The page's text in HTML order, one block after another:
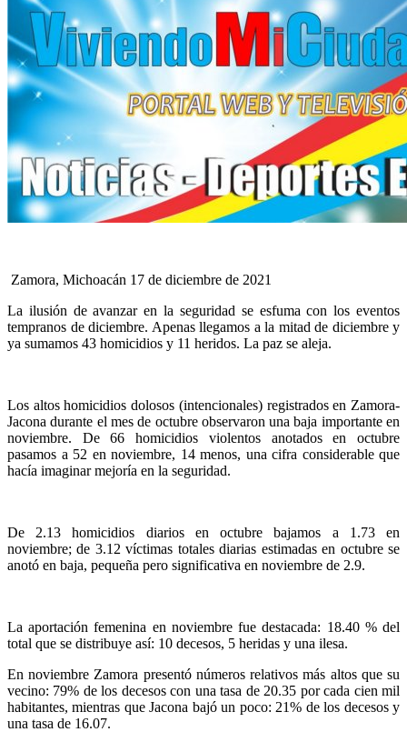
Zamora, Michoacán 17 de diciembre de 2021
La ilusión de avanzar en la seguridad se esfuma con los eventos
tempranos de diciembre. Apenas llegamos a la mitad de diciembre y
ya sumamos 43 homicidios y 11 heridos. La paz se aleja.
Los altos homicidios dolosos (intencionales) registrados en Zamora-
Jacona durante el mes de octubre observaron una baja importante en
noviembre. De 66 homicidios violentos anotados en octubre
pasamos a 52 en noviembre, 14 menos, una cifra considerable que
hacía imaginar mejoría en la seguridad.
De 2.13 homicidios diarios en octubre bajamos a 1.73 en
noviembre; de 3.12 víctimas totales diarias estimadas en octubre se
anotó en baja, pequeña pero significativa en noviembre de 2.9.
La aportación femenina en noviembre fue destacada: 18.40 % del
total que se distribuye así: 10 decesos, 5 heridas y una ilesa.
En noviembre Zamora presentó números relativos más altos que su
vecino: 79% de los decesos con una tasa de 20.35 por cada cien mil
habitantes, mientras que Jacona bajó un poco: 21% de los decesos y
una tasa de 16.07.